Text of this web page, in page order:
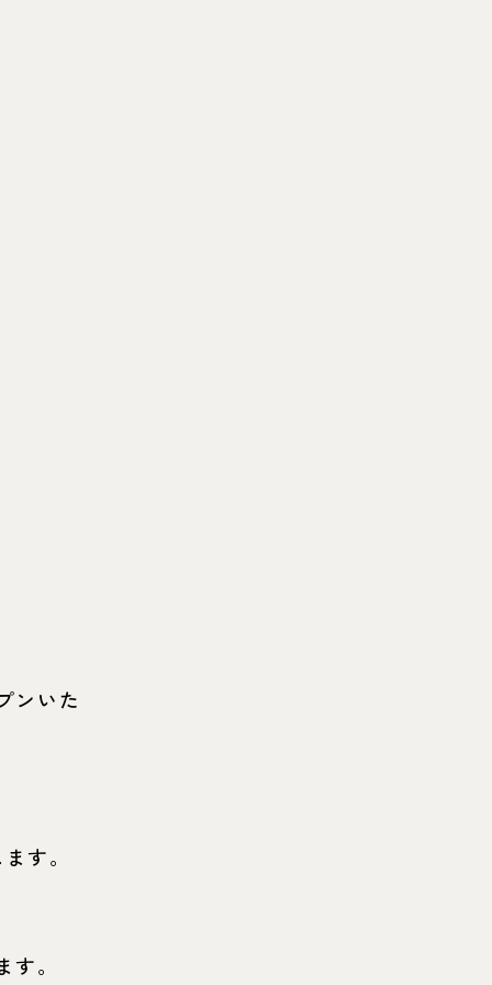
ンいた
す。
。